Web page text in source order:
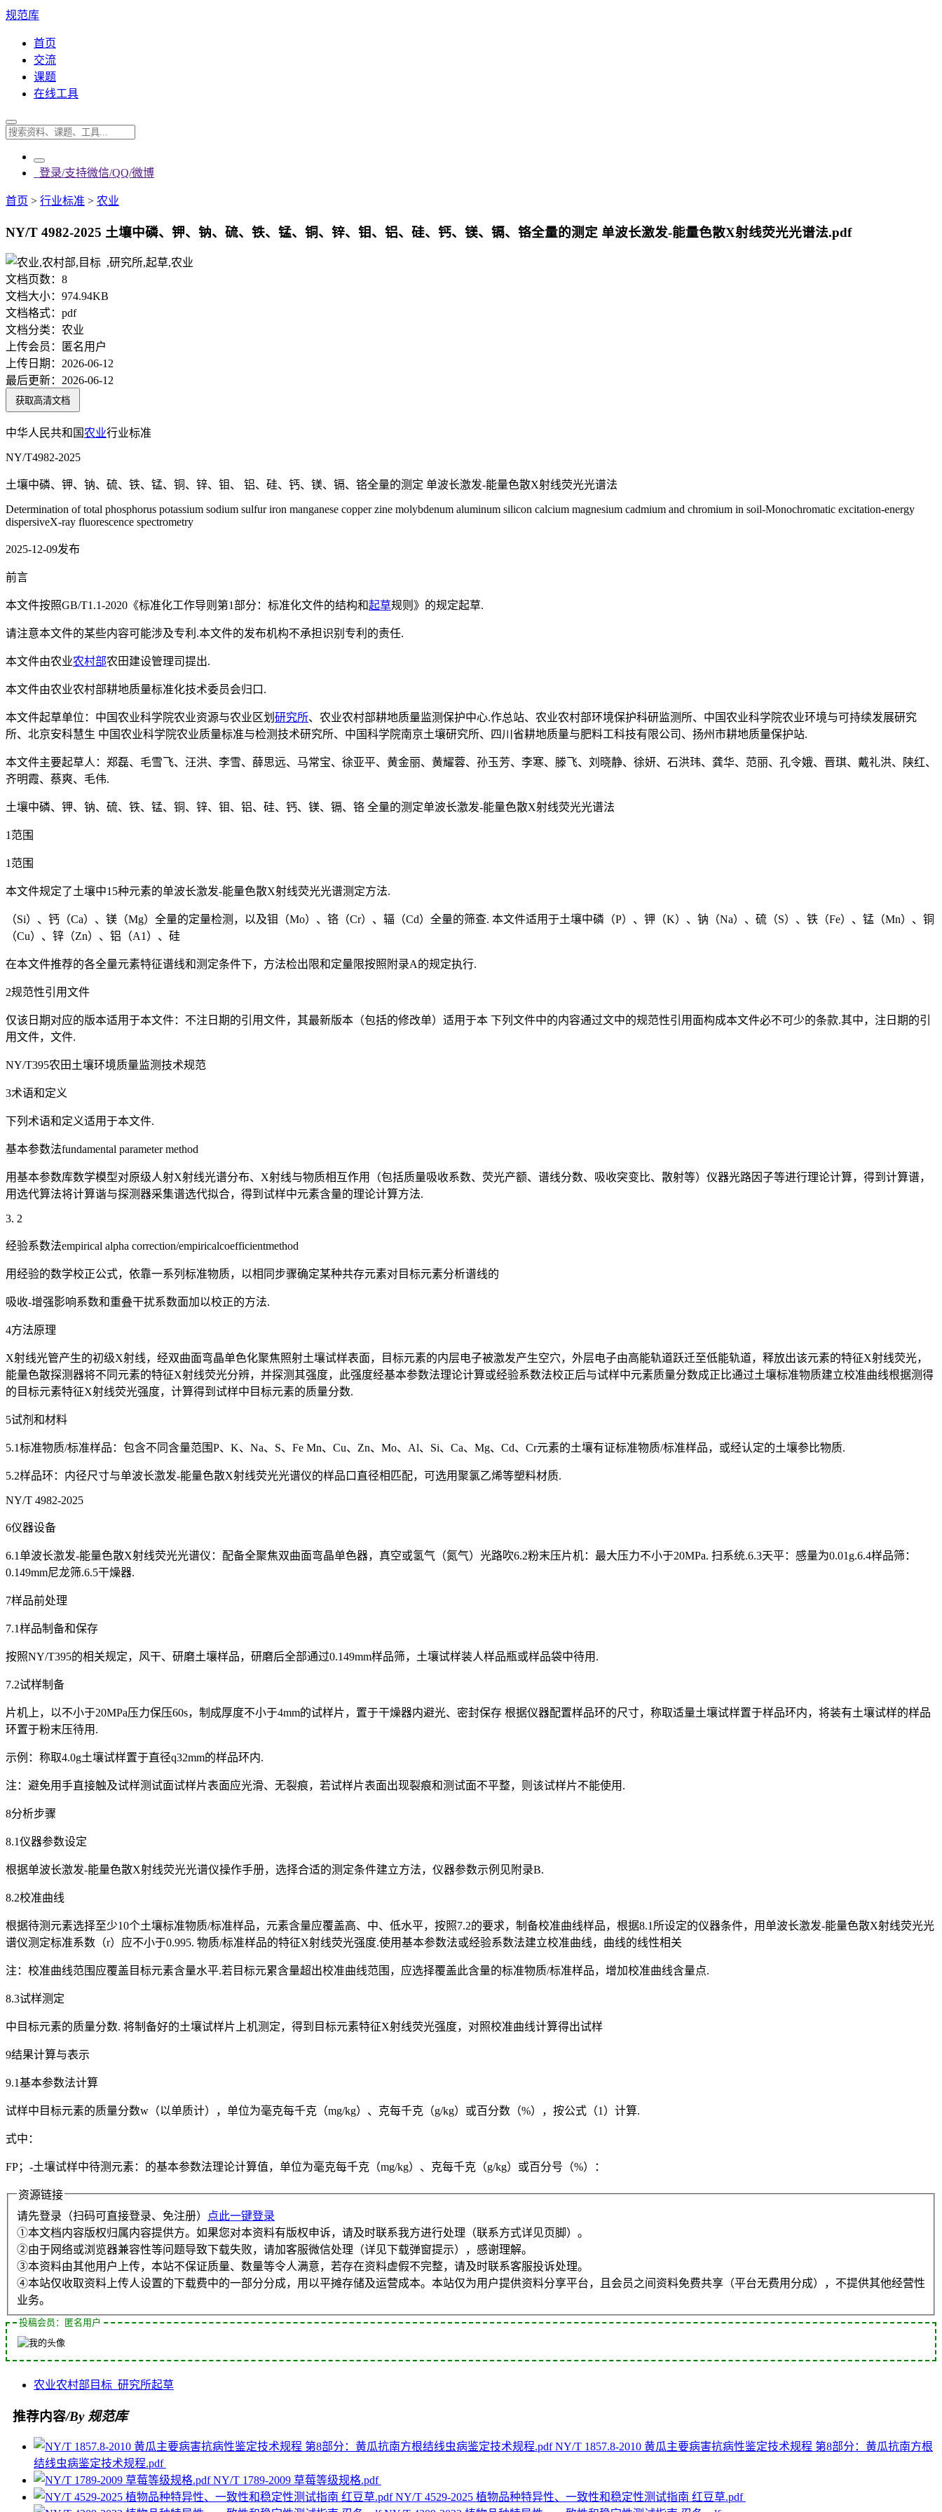
规范库
首页
交流
课题
在线工具
登录/支持微信/QQ/微博
首页 > 行业标准 > 农业
NY/T 4982-2025 土壤中磷、钾、钠、硫、铁、锰、铜、锌、钼、铝、硅、钙、镁、镉、铬全量的测定 单波长激发-能量色散X射线荧光光谱法.pdf
文档页数： 8
文档大小： 974.94KB
文档格式： pdf
文档分类： 农业
上传会员：
匿名用户
上传日期： 2026-06-12
最后更新： 2026-06-12
获取高清文档
中华人民共和国农业行业标准
NY/T4982-2025
土壤中磷、钾、钠、硫、铁、锰、铜、锌、钼、 铝、硅、钙、镁、镉、铬全量的测定 单波长激发-能量色散X射线荧光光谱法
Determination of total phosphorus potassium sodium sulfur iron manganese copper zine molybdenum aluminum silicon calcium magnesium cadmium and chromium in soil-Monochromatic excitation-energy
dispersiveX-ray fluorescence spectrometry
2025-12-09发布
前言
本文件按照GB/T1.1-2020《标准化工作导则第1部分：标准化文件的结构和起草规则》的规定起草.
请注意本文件的某些内容可能涉及专利.本文件的发布机构不承担识别专利的责任.
本文件由农业农村部农田建设管理司提出.
本文件由农业农村部耕地质量标准化技术委员会归口.
本文件起草单位：中国农业科学院农业资源与农业区划 研究所、农业农村部耕地质量监测保护中心.作总站、农业农村部环境保护科研监测所、中国农业科学院农业环境与可持续发展研究
所、北京安科慧生 中国农业科学院农业质量标准与检测技术研究所、中国科学院南京土壤研究所、四川省耕地质量与肥料工科技有限公司、扬州市耕地质量保护站.
本文件主要起草人：郑磊、毛雪飞、汪洪、李雪、薛思远、马常宝、徐亚平、黄金丽、黄耀蓉、孙玉芳、李寒、滕飞、刘晓静、徐妍、石洪玮、龚华、范丽、孔令娥、晋琪、戴礼洪、陕红、
齐明霞、蔡爽、毛伟.
土壤中磷、钾、钠、硫、铁、锰、铜、锌、钼、铝、硅、钙、镁、镉、铬 全量的测定单波长激发-能量色散X射线荧光光谱法
1范围
1范围
本文件规定了土壤中15种元素的单波长激发-能量色散X射线荧光光谱测定方法.
（Si）、钙（Ca）、镁（Mg）全量的定量检测，以及钼（Mo）、铬（Cr）、辐（Cd）全量的筛查. 本文件适用于土壤中磷（P）、钾（K）、钠（Na）、硫（S）、铁（Fe）、锰（Mn）、铜
（Cu）、锌（Zn）、铝（A1）、硅
在本文件推荐的各全量元素特征谱线和测定条件下，方法检出限和定量限按照附录A的规定执行.
2规范性引用文件
仅该日期对应的版本适用于本文件：不注日期的引用文件，其最新版本（包括的修改单）适用于本 下列文件中的内容通过文中的规范性引用面构成本文件必不可少的条款.其中，注日期的引
用文件，文件.
NY/T395农田土壤环境质量监测技术规范
3术语和定义
下列术语和定义适用于本文件.
基本参数法fundamental parameter method
用基本参数库数学模型对原级人射X射线光谱分布、X射线与物质相互作用（包括质量吸收系数、荧光产额、谱线分数、吸收突变比、散射等）仪器光路因子等进行理论计算，得到计算谱，
用选代算法将计算谐与探测器采集谱选代拟合，得到试样中元素含量的理论计算方法.
3. 2
经验系数法empirical alpha correction/empiricalcoefficientmethod
用经验的数学校正公式，依靠一系列标准物质，以相同步骤确定某种共存元素对目标元素分析谱线的
吸收-增强影响系数和重叠干扰系数面加以校正的方法.
4方法原理
X射线光管产生的初级X射线，经双曲面弯晶单色化聚焦照射土壤试样表面，目标元素的内层电子被激发产生空穴，外层电子由高能轨道跃迁至低能轨道，释放出该元素的特征X射线荧光，
能量色散探测器将不同元素的特征X射线荧光分辨，并探测其强度，此强度经基本参数法理论计算或经验系数法校正后与试样中元素质量分数成正比通过土壤标准物质建立校准曲线根据测得
的目标元素特征X射线荧光强度，计算得到试样中目标元素的质量分数.
5试剂和材料
5.1标准物质/标准样品：包含不同含量范围P、K、Na、S、Fe Mn、Cu、Zn、Mo、Al、Si、Ca、Mg、Cd、Cr元素的土壤有证标准物质/标准样品，或经认定的土壤参比物质.
5.2样品环：内径尺寸与单波长激发-能量色散X射线荧光光谱仪的样品口直径相匹配，可选用聚氯乙烯等塑料材质.
NY/T 4982-2025
6仪器设备
6.1单波长激发-能量色散X射线荧光光谱仪：配备全聚焦双曲面弯晶单色器，真空或氢气（氮气）光路吹6.2粉末压片机：最大压力不小于20MPa. 扫系统.6.3天平：感量为0.01g.6.4样品筛：
0.149mm尼龙筛.6.5干燥器.
7样品前处理
7.1样品制备和保存
按照NY/T395的相关规定，风干、研磨土壤样品，研磨后全部通过0.149mm样品筛，土壤试样装人样品瓶或样品袋中待用.
7.2试样制备
片机上，以不小于20MPa压力保压60s，制成厚度不小于4mm的试样片，置于干燥器内避光、密封保存 根据仪器配置样品环的尺寸，称取适量土壤试样置于样品环内，将装有土壤试样的样品
环置于粉末压待用.
示例：称取4.0g土壤试样置于直径q32mm的样品环内.
注：避免用手直接触及试样测试面试样片表面应光滑、无裂痕，若试样片表面出现裂痕和测试面不平整，则该试样片不能使用.
8分析步骤
8.1仪器参数设定
根据单波长激发-能量色散X射线荧光光谱仪操作手册，选择合适的测定条件建立方法，仪器参数示例见附录B.
8.2校准曲线
根据待测元素选择至少10个土壤标准物质/标准样品，元素含量应覆盖高、中、低水平，按照7.2的要求，制备校准曲线样品，根据8.1所设定的仪器条件，用单波长激发-能量色散X射线荧光光
谱仪测定标准系数（r）应不小于0.995. 物质/标准样品的特征X射线荧光强度.使用基本参数法或经验系数法建立校准曲线，曲线的线性相关
注：校准曲线范围应覆盖目标元素含量水平.若目标元累含量超出校准曲线范围，应选择覆盖此含量的标准物质/标准样品，增加校准曲线含量点.
8.3试样测定
中目标元素的质量分数. 将制备好的土壤试样片上机测定，得到目标元素特征X射线荧光强度，对照校准曲线计算得出试样
9结果计算与表示
9.1基本参数法计算
试样中目标元素的质量分数w（以单质计），单位为毫克每千克（mg/kg）、克每千克（g/kg）或百分数（%），按公式（1）计算.
式中：
FP；-土壤试样中待测元素：的基本参数法理论计算值，单位为毫克每千克（mg/kg）、克每千克（g/kg）或百分号（%）：
资源链接
请先登录（扫码可直接登录、免注册）
点此一键登录
①本文档内容版权归属内容提供方。如果您对本资料有版权申诉，请及时联系我方进行处理（联系方式详见页脚）。
②由于网络或浏览器兼容性等问题导致下载失败，请加客服微信处理（详见下载弹窗提示），感谢理解。
③本资料由其他用户上传，本站不保证质量、数量等令人满意，若存在资料虚假不完整，请及时联系客服投诉处理。
④本站仅收取资料上传人设置的下载费中的一部分分成，用以平摊存储及运营成本。本站仅为用户提供资料分享平台，且会员之间资料免费共享（平台无费用分成），不提供其他经营性
业务。
投稿会员：匿名用户
农业农村部 目标 研究所起草
推荐内容/By 规范库
NY/T 1857.8-2010 黄瓜主要病害抗病性鉴定技术规程 第8部分：黄瓜抗南方根
结线虫病鉴定技术规程.pdf
NY/T 1789-2009 草莓等级规格.pdf
NY/T 4529-2025 植物品种特异性、一致性和稳定性测试指南 红豆草.pdf